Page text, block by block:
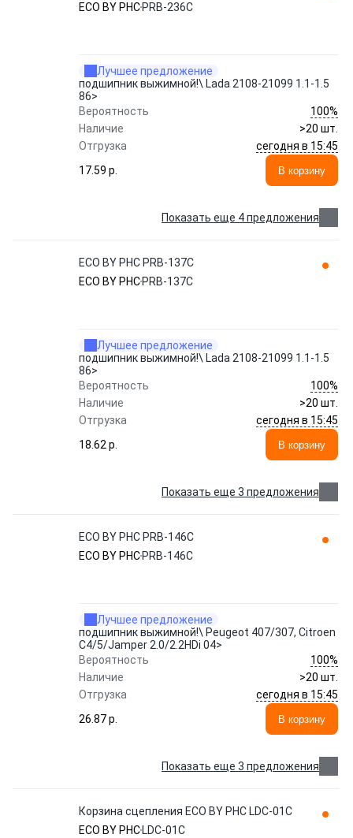
ECO BY PHC PRB-236C
Лучшее предложение
подшипник выжимной!\ Lada 2108-21099 1.1-1.5
86>
Вероятность
100%
Наличие
>20 шт.
Отгрузка
сегодня в 15:45
17.59 p.
В корзину
Показать еще 4 предложения
ECO BY PHC PRB-137C
ECO BY PHC PRB-137C
Лучшее предложение
подшипник выжимной!\ Lada 2108-21099 1.1-1.5
86>
Вероятность
100%
Наличие
>20 шт.
Отгрузка
сегодня в 15:45
18.62 p.
В корзину
Показать еще 3 предложения
ECO BY PHC PRB-146C
ECO BY PHC PRB-146C
Лучшее предложение
подшипник выжимной!\ Peugeot 407/307, Citroen
C4/5/Jamper 2.0/2.2HDi 04>
Вероятность
100%
Наличие
>20 шт.
Отгрузка
сегодня в 15:45
26.87 p.
В корзину
Показать еще 3 предложения
Корзина сцепления ECO BY PHC LDC-01C
ECO BY PHC LDC-01C